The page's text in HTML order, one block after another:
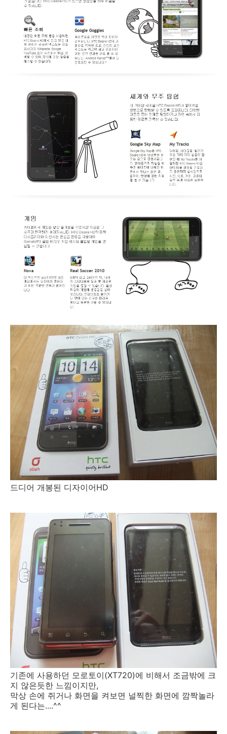
드디어 개봉된 디자이어HD
기존에 사용하던 모로토이(XT720)에 비해서 조금밖에 크
지 않은듯한 느낌이지만,
막상 손에 쥐거나 화면을 켜보면 널찍한 화면에 깜짝놀라
게 된다는....^^